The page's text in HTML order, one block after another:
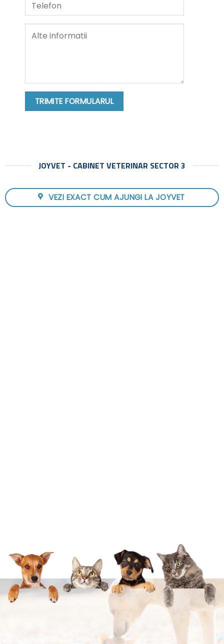
JOYVET - CABINET VETERINAR SECTOR 3
VEZI EXACT CUM AJUNGI LA JOYVET